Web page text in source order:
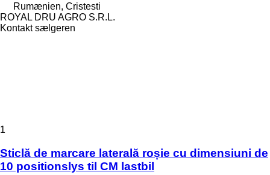
Rumænien, Cristesti
ROYAL DRU AGRO S.R.L.
Kontakt sælgeren
1
Sticlă de marcare laterală roșie cu dimensiuni de
10 positionslys til CM lastbil